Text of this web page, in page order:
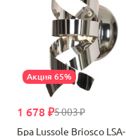
Акция 65%
5 003 ₽
1 678 ₽
Бра Lussole Briosco LSA-